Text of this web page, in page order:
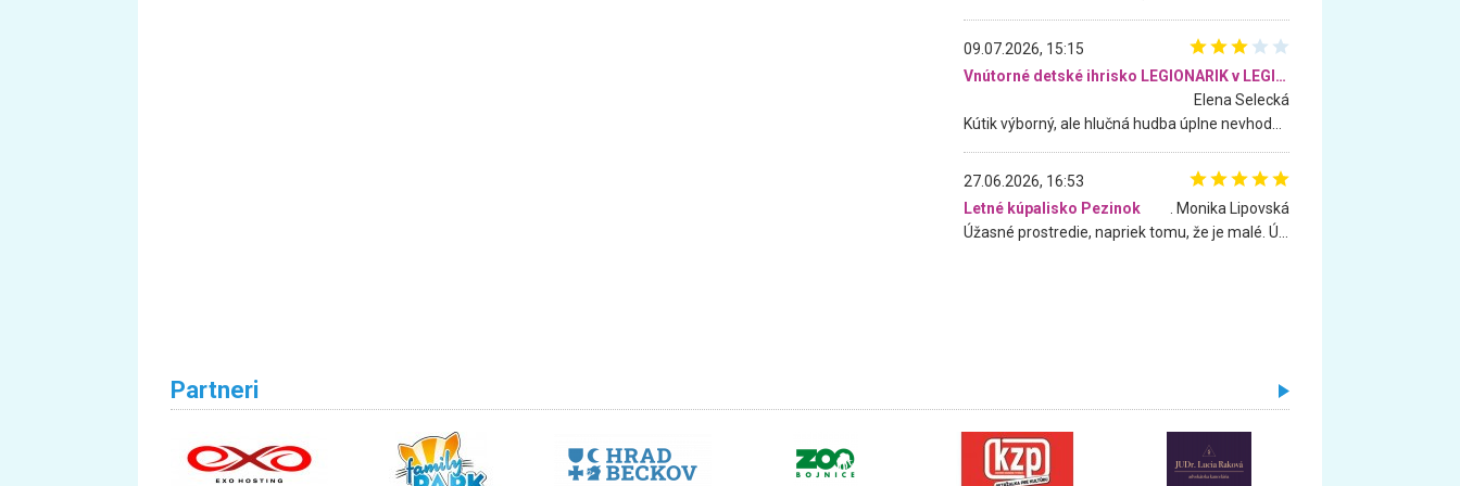
09.07.2026, 15:15
Vnútorné detské ihrisko LEGIONARIK v LEGIA Fitness
Elena Selecká
27.06.2026, 16:53
Letné kúpalisko Pezinok
. Monika Lipovská
Partneri